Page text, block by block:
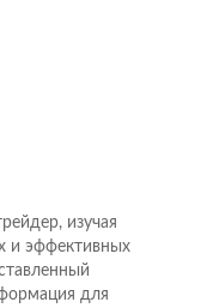
изучая
и эффективных
для